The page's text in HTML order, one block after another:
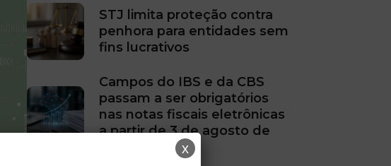
STJ limita proteção contra
penhora para entidades sem
fins lucrativos
Campos do IBS e da CBS
passam a ser obrigatórios
nas notas fiscais eletrônicas
a partir de 3 de agosto de
x